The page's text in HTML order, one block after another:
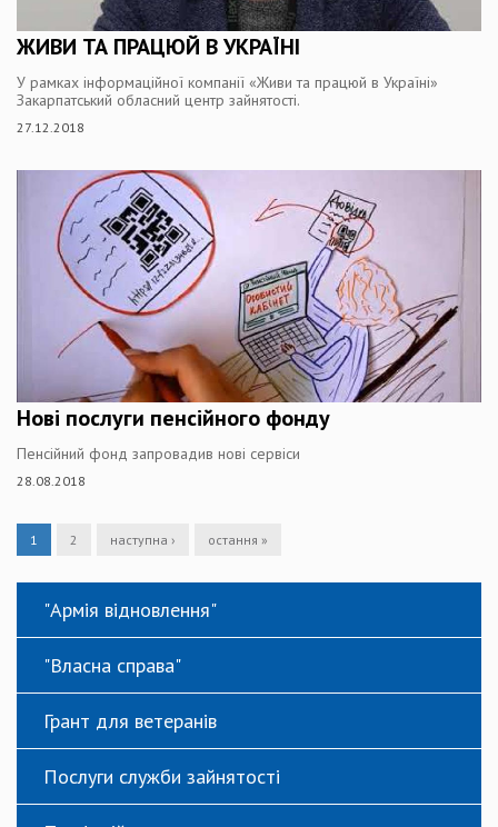
ЖИВИ ТА ПРАЦЮЙ В УКРАЇНІ
У рамках інформаційної компанії «Живи та працюй в Україні»
Закарпатський обласний центр зайнятості.
27.12.2018
Нові послуги пенсійного фонду
Пенсійний фонд запровадив нові сервіси
28.08.2018
1 2 наступна › остання »
"Армія відновлення"
"Власна справа"
Грант для ветеранів
Послуги служби зайнятості